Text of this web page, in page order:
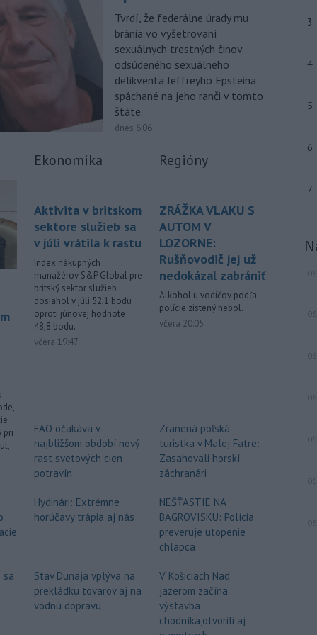
približne 500 kilogramov. Samospráva
to v stredu uviedla na svojej webovej
stránke, pričom neskôr napísala, že
pyrotechnici ju úspešne odstránili.
Pri izraelskom útoku na juhu
Libanonu zahynul v stredu jeden
človek a ďalších 11 utrpelo zranenia.
Izraelská armáda zároveň oznámila,
že v danej oblasti začala novú vlnu
na údajné porušenie prímeria zo
- Meteorológovia zo
Slovenského
hydrometeorologického ústavu
(SHMÚ) v stredu zaznamenali nový
absolútny rekord teploty vzduchu. V
Kamenici nad Hronom v okrese Nové
Zámky dosiahla teplota v stredu
popoludní 41,4 stupňa Celzia.
17:00 - Slovenská republika si v
Chorvátsku uctila pamiatku dvoch
slovenských vojakov, ktorí zahynuli pri
plnení úloh v mierovej misii
Organizácie Spojených národov
UNPROFOR v bývalej Juhoslávii.
- Vo vodnej ploche Veľký
sa v
stredu popoludní utopil 53-ročný
muž.
Tvrdí, že federálne úrady mu
bránia vo vyšetrovaní
sexuálnych trestných činov
odsúdeného sexuálneho
delikventa Jeffreyho Epsteina
spáchané na jeho ranči v tomto
štáte.
dnes 6:06
pri
sa
Ekonomika
Aktivita v britskom
sektore služieb sa
v júli vrátila k rastu
Index nákupných
manažérov S&P Global pre
britský sektor služieb
dosiahol v júli 52,1 bodu
oproti júnovej hodnote
48,8 bodu.
včera 19:47
FAO očakáva v
najbližšom období nový
rast svetových cien
potravín
Hydinári: Extrémne
horúčavy trápia aj nás
Stav Dunaja vplýva na
prekládku tovarov aj na
vodnú dopravu
Regióny
ZRÁŽKA VLAKU S
AUTOM V
LOZORNE:
Rušňovodič jej už
nedokázal zabrániť
Alkohol u vodičov podľa
polície zistený nebol.
včera 20:05
Zranená poľská
turistka v Malej Fatre:
Zasahovali horskí
záchranári
NEŠŤASTIE NA
BAGROVISKU: Polícia
preveruje utopenie
chlapca
V Košiciach Nad
jazerom začína
výstavba
chodníka,otvorili aj
3
4
5
6
7